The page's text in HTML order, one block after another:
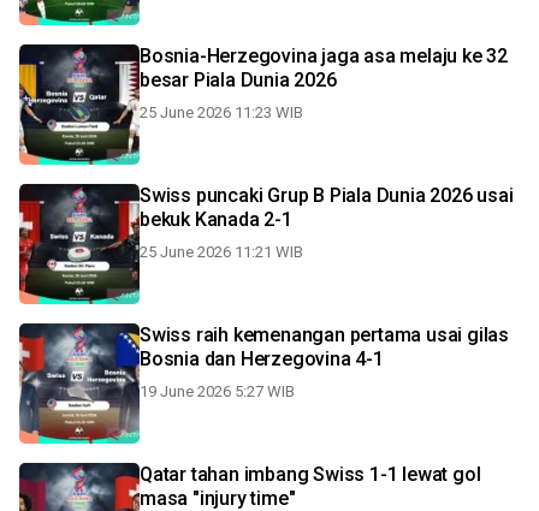
Bosnia-Herzegovina jaga asa melaju ke 32
besar Piala Dunia 2026
25 June 2026 11:23 WIB
Swiss puncaki Grup B Piala Dunia 2026 usai
bekuk Kanada 2-1
25 June 2026 11:21 WIB
Swiss raih kemenangan pertama usai gilas
Bosnia dan Herzegovina 4-1
19 June 2026 5:27 WIB
Qatar tahan imbang Swiss 1-1 lewat gol
masa "injury time"